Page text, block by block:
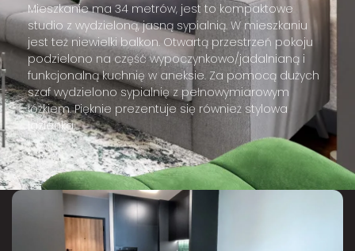
Mieszkanie ma 34 metrów, jest to kompaktowe
studio z wydzieloną, jasną sypialnią. W mieszkaniu
jest też niewielki balkon. Otwartą przestrzeń pokoju
podzielono na część wypoczynkowo/jadalnianą i
funkcjonalną kuchnię w aneksie. Za pomocą dużych
szaf wydzielono sypialnię z pełnowymiarowym
łóżkiem. Pięknie prezentuje się również stylowa
łazienka.